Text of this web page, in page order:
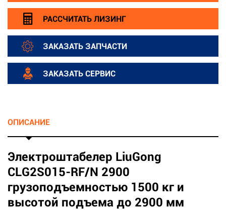
РАССЧИТАТЬ ЛИЗИНГ
ЗАКАЗАТЬ ЗАПЧАСТИ
ЗАКАЗАТЬ СЕРВИС
ОПИСАНИЕ
Электроштабелер LiuGong
CLG2S015-RF/N 2900
грузоподъемностью 1500 кг и
высотой подъема до 2900 мм